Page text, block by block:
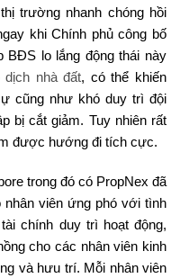
trường nhanh chóng hồi
khi Chính phủ công bố
BĐS lo lắng động thái này
dịch nhà đất, có thể khiến
cũng như khó duy trì đội
bị cắt giảm. Tuy nhiên rất
được hướng đi tích cực.
trong đó có PropNex đã
viên ứng phó với tình
chính duy trì hoạt động,
cho các nhân viên kinh
và hưu trí. Mỗi nhân viên